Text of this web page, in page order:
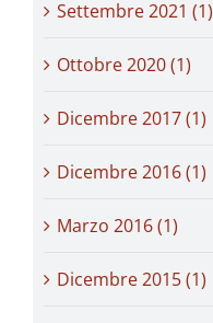
Settembre 2021 (1)
Ottobre 2020 (1)
Dicembre 2017 (1)
Dicembre 2016 (1)
Marzo 2016 (1)
Dicembre 2015 (1)